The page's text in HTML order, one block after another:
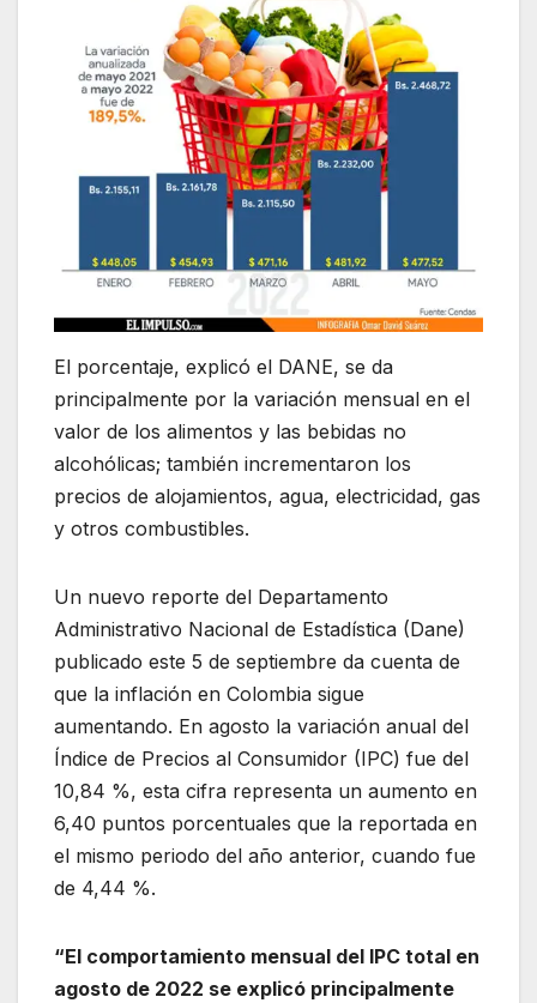
El porcentaje, explicó el DANE, se da
principalmente por la variación mensual en el
valor de los alimentos y las bebidas no
alcohólicas; también incrementaron los
precios de alojamientos, agua, electricidad, gas
y otros combustibles.
Un nuevo reporte del Departamento
Administrativo Nacional de Estadística (Dane)
publicado este 5 de septiembre da cuenta de
que la inflación en Colombia sigue
aumentando. En agosto la variación anual del
Índice de Precios al Consumidor (IPC) fue del
10,84 %, esta cifra representa un aumento en
6,40 puntos porcentuales que la reportada en
el mismo periodo del año anterior, cuando fue
de 4,44 %.
“El comportamiento mensual del IPC total en
agosto de 2022 se explicó principalmente